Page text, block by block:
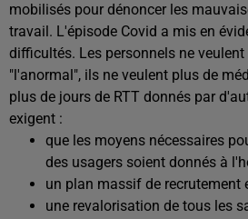
mobilisés pour dénoncer les
travail. L'épisode Covid a mis en
difficultés. Les personnels ne veulent
"l'anormal", ils ne veulent plus de
plus de jours de RTT donnés par
exigent :
que les moyens nécessaires
des usagers soient donnés à
un plan massif de recrutement
une revalorisation de tous les